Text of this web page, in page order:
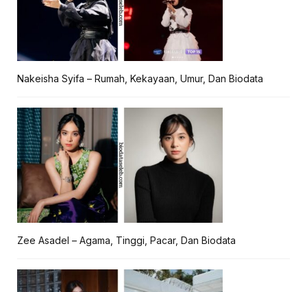
Nakeisha Syifa – Rumah, Kekayaan, Umur, Dan Biodata
Zee Asadel – Agama, Tinggi, Pacar, Dan Biodata